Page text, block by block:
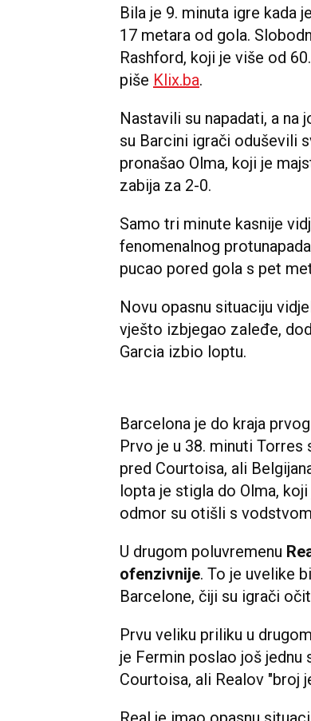
Bila je 9. minuta igre kada
17 metara od gola.
Rashford, koji je više od
piše Klix.ba.
Nastavili su napadati, a na
su Barcini igrači oduševili
pronašao Olma, koji je
zabija za 2-0.
Samo tri minute kasnije
fenomenalnog
pucao pored gola s pet
Novu opasnu situaciju
vješto izbjegao zaleđe,
Garcia izbio loptu.
Barcelona je do kraja
Prvo je u 38. minuti
pred Courtoisa, ali
lopta je stigla do Olma,
odmor su otišli s
U drugom poluvremenu
ofenzivnije. To je uvelike
Barcelone, čiji su igrači
Prvu veliku priliku u
je Fermin poslao još jednu
Courtoisa, ali Realov "broj